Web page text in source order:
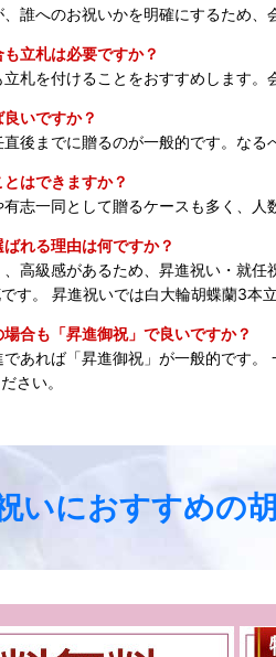
誰へのお祝いかを明確にするため、
立札は必要ですか？
札を付けることをおすすめします。
いですか？
後までに贈るのが一般的です。なる
はできますか？
志一同として贈るケースも多く、人
れる理由は何ですか？
高級感があるため、昇進祝い・就
す。 昇進祝いでは白大輪胡蝶蘭3本
合も「昇進御祝」で良いですか？
あれば「昇進御祝」が一般的です
さい。
いにおすすめの